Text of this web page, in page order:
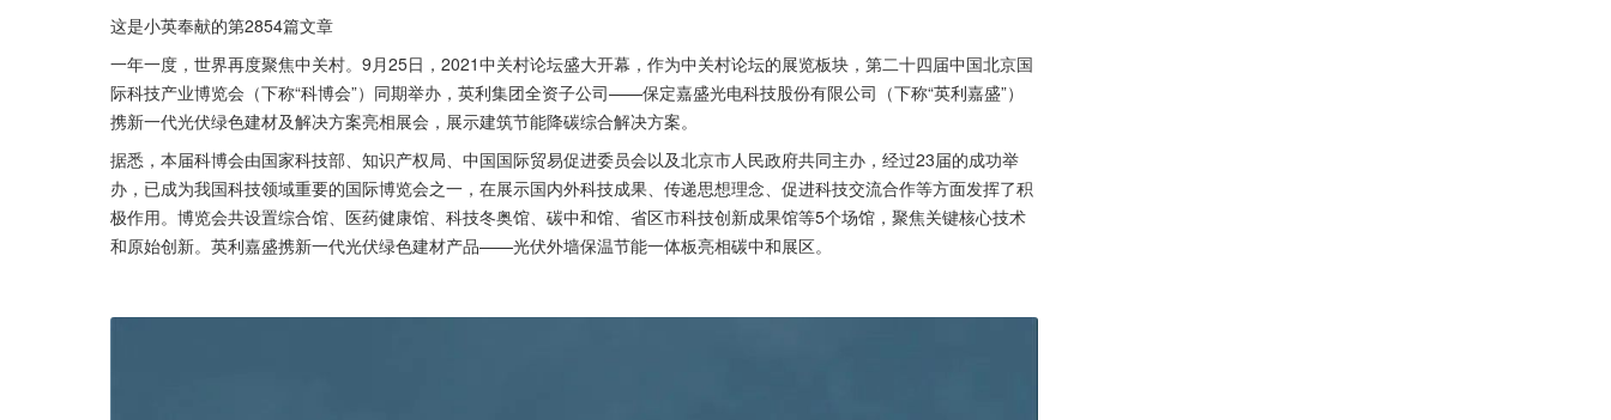
这是小英奉献的第2854篇文章
一年一度，世界再度聚焦中关村。9月25日，2021中关村论坛盛大开幕，作为中关村论坛的展览板块，第二十四届中国北京国
际科技产业博览会（下称“科博会”）同期举办，英利集团全资子公司——保定嘉盛光电科技股份有限公司（下称“英利嘉盛”）
携新一代光伏绿色建材及解决方案亮相展会，展示建筑节能降碳综合解决方案。
据悉，本届科博会由国家科技部、知识产权局、中国国际贸易促进委员会以及北京市人民政府共同主办，经过23届的成功举
办，已成为我国科技领域重要的国际博览会之一，在展示国内外科技成果、传递思想理念、促进科技交流合作等方面发挥了积
极作用。博览会共设置综合馆、医药健康馆、科技冬奥馆、碳中和馆、省区市科技创新成果馆等5个场馆，聚焦关键核心技术
和原始创新。英利嘉盛携新一代光伏绿色建材产品——光伏外墙保温节能一体板亮相碳中和展区。